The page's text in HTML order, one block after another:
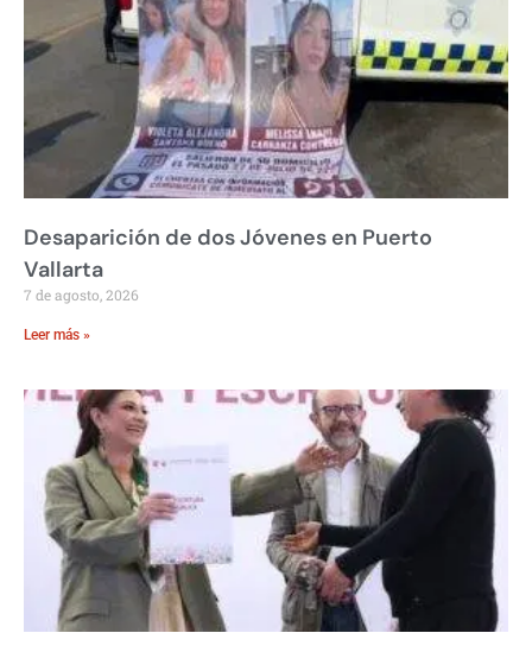
Desaparición de dos Jóvenes en Puerto
Vallarta
7 de agosto, 2026
Leer más »